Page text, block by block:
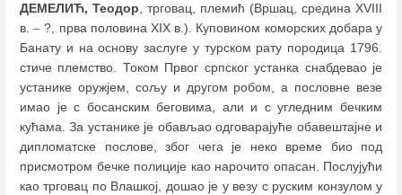
ДЕМЕЛИЋ, Теодор, трговац, племић (Вршац, средина XVIII
в.– ?, прва половина XIX в.). Куповином коморских добара у
Банату и на основу заслуге у турском рату породица 1796.
стиче племство. Током Првог српског устанка снабдевао је
устанике оружјем, сољу и другом робом, а пословне везе
имао је с босанским беговима, али и с угледним бечким
кућама. За устанике је обављао одговарајуће обавештајне и
дипломатске послове, због чега је неко време био под
присмотром бечке полиције као нарочито опасан. Послујући
као трговац по Влашкој, дошао је у везу с руским конзулом у